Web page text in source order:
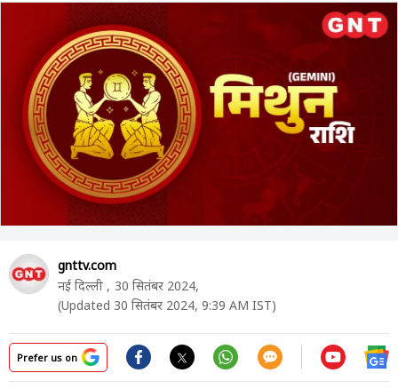
gnttv.com
नई दिल्ली , 30 सितंबर 2024,
(Updated 30 सितंबर 2024, 9:39 AM IST)
Prefer us on